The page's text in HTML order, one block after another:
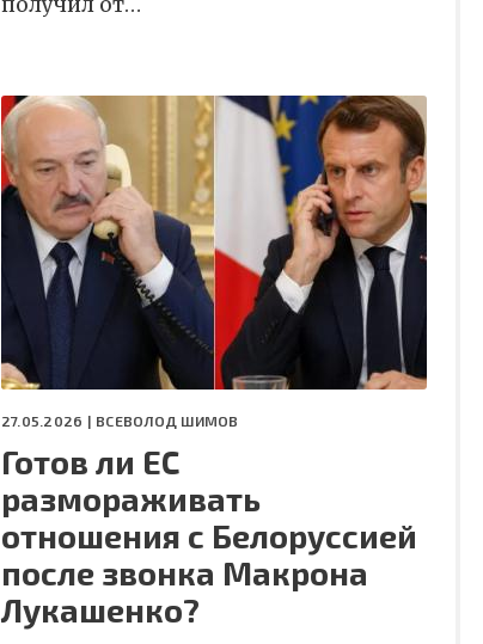
27.05.2026 | ВСЕВОЛОД ШИМОВ
Готов ли ЕС
размораживать
отношения с Белоруссией
после звонка Макрона
Лукашенко?